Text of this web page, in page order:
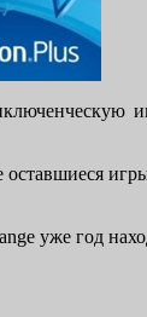
уже год